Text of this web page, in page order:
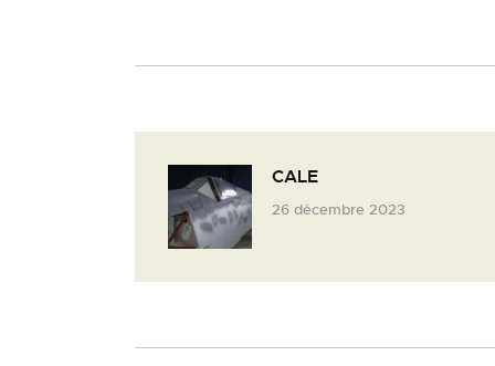
CALE
26 décembre 2023